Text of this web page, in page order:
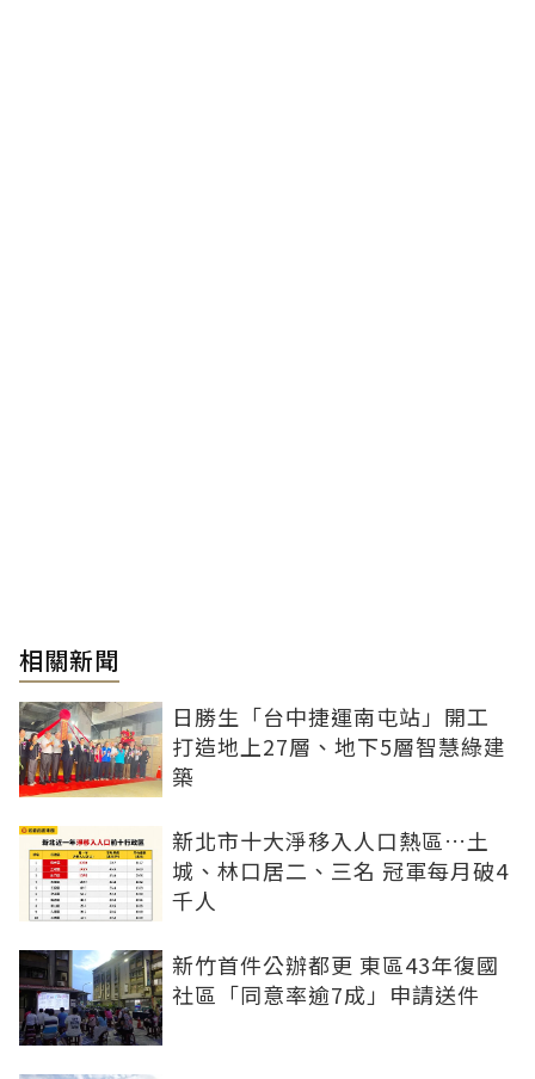
相關新聞
日勝生「台中捷運南屯站」開工
打造地上27層、地下5層智慧綠建
築
新北市十大淨移入人口熱區…土
城、林口居二、三名 冠軍每月破4
千人
新竹首件公辦都更 東區43年復國
社區「同意率逾7成」申請送件